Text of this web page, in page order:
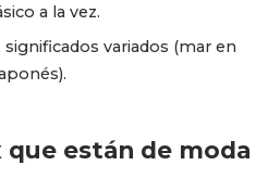
a la vez.
variados (mar en
están de moda